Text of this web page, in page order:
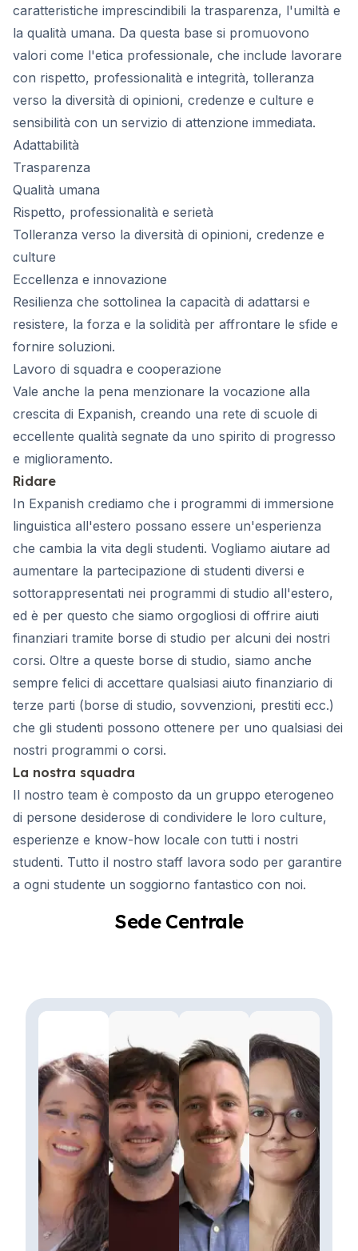
caratteristiche imprescindibili la trasparenza, l'umiltà e
la qualità umana. Da questa base si promuovono
valori come l'etica professionale, che include lavorare
con rispetto, professionalità e integrità, tolleranza
verso la diversità di opinioni, credenze e culture e
sensibilità con un servizio di attenzione immediata.
Adattabilità
Trasparenza
Qualità umana
Rispetto, professionalità e serietà
Tolleranza verso la diversità di opinioni, credenze e
culture
Eccellenza e innovazione
Resilienza che sottolinea la capacità di adattarsi e
resistere, la forza e la solidità per affrontare le sfide e
fornire soluzioni.
Lavoro di squadra e cooperazione
Vale anche la pena menzionare la vocazione alla
crescita di Expanish, creando una rete di scuole di
eccellente qualità segnate da uno spirito di progresso
e miglioramento.
Ridare
In Expanish crediamo che i programmi di immersione
linguistica all'estero possano essere un'esperienza
che cambia la vita degli studenti. Vogliamo aiutare ad
aumentare la partecipazione di studenti diversi e
sottorappresentati nei programmi di studio all'estero,
ed è per questo che siamo orgogliosi di offrire aiuti
finanziari tramite borse di studio per alcuni dei nostri
corsi. Oltre a queste borse di studio, siamo anche
sempre felici di accettare qualsiasi aiuto finanziario di
terze parti (borse di studio, sovvenzioni, prestiti ecc.)
che gli studenti possono ottenere per uno qualsiasi dei
nostri programmi o corsi.
La nostra squadra
Il nostro team è composto da un gruppo eterogeneo
di persone desiderose di condividere le loro culture,
esperienze e know-how locale con tutti i nostri
studenti. Tutto il nostro staff lavora sodo per garantire
a ogni studente un soggiorno fantastico con noi.
Sede Centrale